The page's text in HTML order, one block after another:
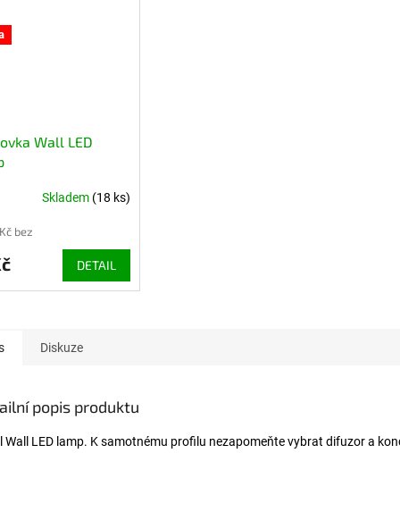
Wall LED
Skladem (18 ks)
bez
DETAIL
Diskuze
popis produktu
Wall LED lamp. K samotnému profilu nezapomeňte vybrat difuzor a